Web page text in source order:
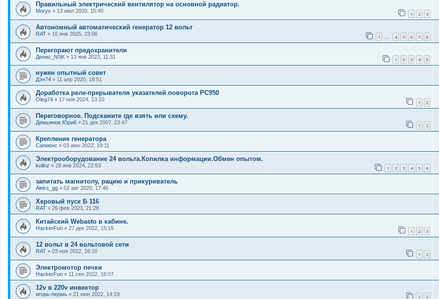
Правильный электрический вентилятор на основной радиатор.
Moryx » 13 июл 2020, 15:40 1 2 3
Автономный автоматический генератор 12 вольт
RAT » 16 янв 2025, 23:06 1 … 4 5 6 7 8
Перегорают предохранители
Денис_NSK » 13 янв 2023, 11:31 1 2 3 4 5
нужен опытный совет
Дэн74 » 11 апр 2020, 18:51
Доработка реле-прерывателя указателей поворота РС950
Oleg74 » 17 ноя 2024, 13:10 1 2
Переговорное. Подскажите где взять или схему.
Демьянов Юрий » 21 дек 2007, 23:47 1 2
Крепление генератора
Сапиенс » 03 июн 2022, 19:11
Электрооборудование 24 вольта.Копилка информации.Обмен опытом.
kolinz » 28 янв 2024, 22:53 1 2 3 4 5 6
запитать магнитолу, рацию и прикуриватель
Aleks_gg » 02 авг 2020, 17:46
Херовый пуск Б 116
RAT » 26 фев 2023, 21:28
Китайский Webasto в кабине.
HackerFun » 27 дек 2022, 15:15 1 2 3
12 вольт в 24 вольтовой сети
RAT » 03 ноя 2022, 16:10 1 2
Электромотор печки
HackerFun » 11 сен 2022, 16:07
12v в 220v инвектор
игорь-пермь » 21 июн 2022, 14:19 1 2